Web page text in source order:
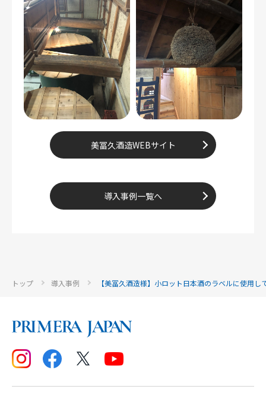
美冨久酒造WEBサイト
導入事例一覧へ
トップ 導入事例 【美冨久酒造様】小ロット日本酒のラベルに使用し